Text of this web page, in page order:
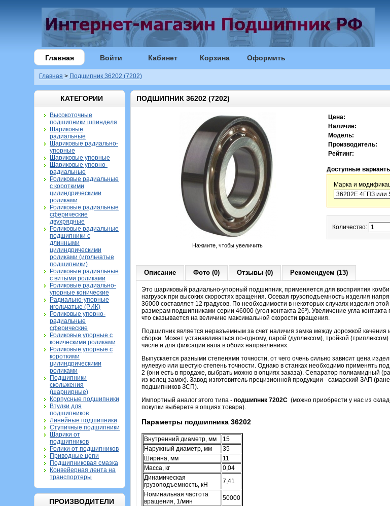
Главная Войти Кабинет Корзина Оформить
Главная > Подшипник 36202 (7202)
КАТЕГОРИИ
Высокоточные
подшипники шпинделя
Шариковые
радиальные
Шариковые радиально-
упорные
Шариковые упорные
Шариковые упорно-
радиальные
Роликовые радиальные
с короткими
цилиндрическими
роликами
Роликовые радиальные
сферические
двухрядные
Роликовые радиальные
подшипники с
длинными
цилиндрическими
роликами (игольчатые
подшипники)
Роликовые радиальные
с витыми роликами
Роликовые радиально-
упорные конические
Радиально-упорные
игольчатые (РИК)
Роликовые упорно-
радиальные
сферические
Роликовые упорные с
коническими роликами
Роликовые упорные с
короткими
цилиндрическими
роликами
Подшипники
скольжения
(шарнирные)
Корпусные подшипники
Втулки для
подшипников
Линейные подшипники
Ступичные подшипники
Шарики от
подшипников
Ролики от подшипников
Приводные цепи
Подшипниковая смазка
Конвейерная лента на
транспортеры
ПРОИЗВОДИТЕЛИ
ПОДШИПНИК 36202 (7202)
Нажмите, чтобы увеличить
Цена:
Наличие:
Модель:
Производитель:
Рейтинг:
Доступные
Марка и
Количество:
Описание Фото (0) Отзывы (0) Рекомендуем (13)
Это шариковый радиально-упорный подшипник, применяется для восприятия
нагрузок при высоких скоростях вращения. Осевая грузоподъемность изделия
36000 составляет 12 градусов. По необходимости в некоторых случаях изделия
размерам подшипниками серии 46000 (угол контакта 26º). Увеличение угла
что сказывается на величине максимальной скорости вращения.
Подшипник является неразъемным за счет наличия замка между дорожкой качения
сборки. Может устанавливаться по-одному, парой (дуплексом), тройкой
числе и для фиксации вала в обоих направлениях.
Выпускается разными степенями точности, от чего очень сильно зависит цена
нулевую или шестую степень точности. Однако в станках необходимо применять
2 (они есть в продаже, выбрать можно в опциях заказа). Сепаратор полиамидный
из колец замок). Завод-изготовитель прецизионной продукции - самарский ЗАП
подшипников ЗСП).
Импортный аналог этого типа - подшипник 7202С (можно приобрести у нас из
покупки выберете в опциях товара).
Параметры подшипника 36202
Внутренний диаметр, мм
15
Наружный диаметр, мм
35
Ширина, мм
11
Масса, кг
0,04
Динамическая
грузоподъемность, кН
7,41
Номинальная частота
вращения, 1/мин
50000